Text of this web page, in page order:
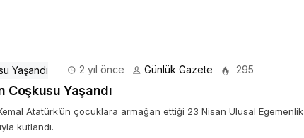
2 yıl önce Günlük Gazete 295
Coşkusu Yaşandı
Atatürk’ün çocuklara armağan ettiği 23 Nisan Ulusal Egemenlik
kutlandı.